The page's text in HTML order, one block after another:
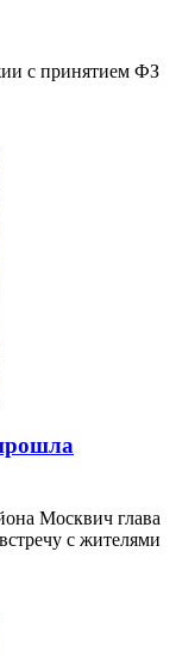
с принятием ФЗ
Москвич глава
с жителями